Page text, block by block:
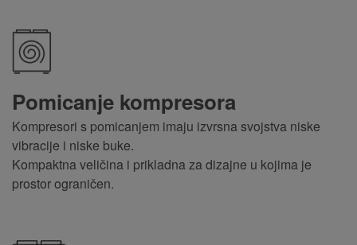
Pomicanje kompresora
Kompresori s pomicanjem imaju izvrsna svojstva niske
vibracije i niske buke.
Kompaktna veličina i prikladna za dizajne u kojima je
prostor ograničen.